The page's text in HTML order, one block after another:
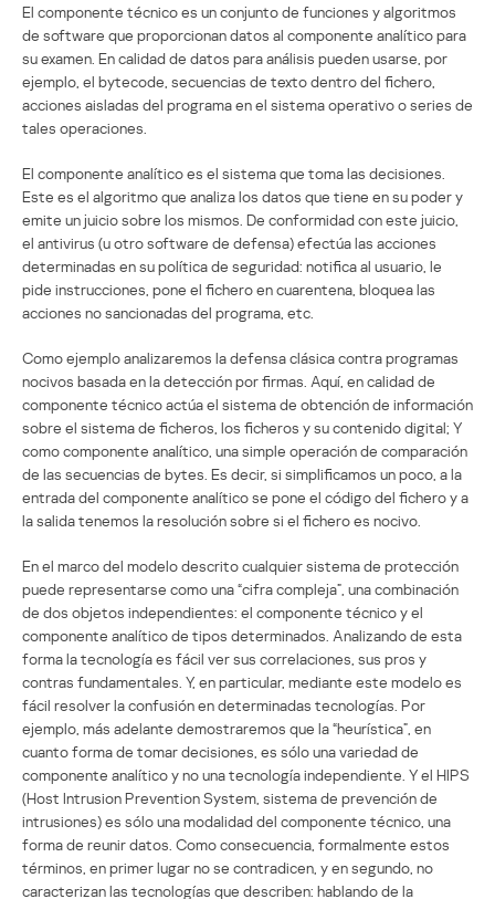
El componente técnico es un conjunto de funciones y algoritmos
de software que proporcionan datos al componente analítico para
su examen. En calidad de datos para análisis pueden usarse, por
ejemplo, el bytecode, secuencias de texto dentro del fichero,
acciones aisladas del programa en el sistema operativo o series de
tales operaciones.
El componente analítico es el sistema que toma las decisiones.
Este es el algoritmo que analiza los datos que tiene en su poder y
emite un juicio sobre los mismos. De conformidad con este juicio,
el antivirus (u otro software de defensa) efectúa las acciones
determinadas en su política de seguridad: notifica al usuario, le
pide instrucciones, pone el fichero en cuarentena, bloquea las
acciones no sancionadas del programa, etc.
Como ejemplo analizaremos la defensa clásica contra programas
nocivos basada en la detección por firmas. Aquí, en calidad de
componente técnico actúa el sistema de obtención de información
sobre el sistema de ficheros, los ficheros y su contenido digital; Y
como componente analítico, una simple operación de comparación
de las secuencias de bytes. Es decir, si simplificamos un poco, a la
entrada del componente analítico se pone el código del fichero y a
la salida tenemos la resolución sobre si el fichero es nocivo.
En el marco del modelo descrito cualquier sistema de protección
puede representarse como una “cifra compleja”, una combinación
de dos objetos independientes: el componente técnico y el
componente analítico de tipos determinados. Analizando de esta
forma la tecnología es fácil ver sus correlaciones, sus pros y
contras fundamentales. Y, en particular, mediante este modelo es
fácil resolver la confusión en determinadas tecnologías. Por
ejemplo, más adelante demostraremos que la “heurística”, en
cuanto forma de tomar decisiones, es sólo una variedad de
componente analítico y no una tecnología independiente. Y el HIPS
(Host Intrusion Prevention System, sistema de prevención de
intrusiones) es sólo una modalidad del componente técnico, una
forma de reunir datos. Como consecuencia, formalmente estos
términos, en primer lugar no se contradicen, y en segundo, no
caracterizan las tecnologías que describen: hablando de la